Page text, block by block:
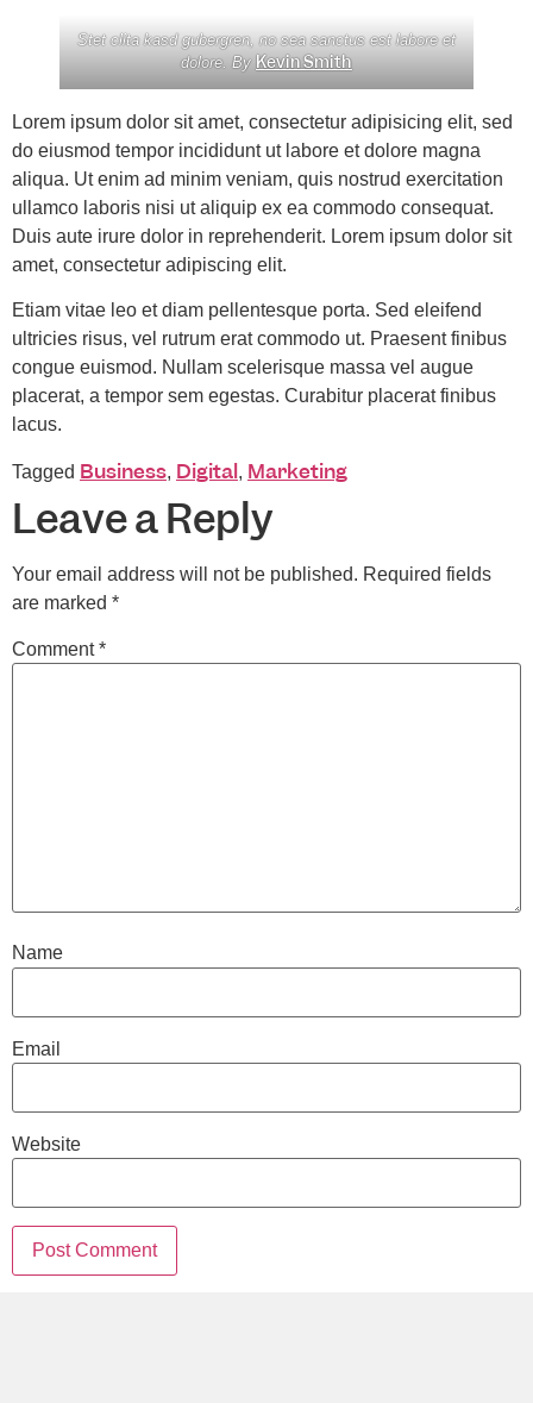
Stet clita kasd gubergren, no sea sanctus est labore et
dolore. By Kevin Smith
Lorem ipsum dolor sit amet, consectetur adipisicing elit, sed
do eiusmod tempor incididunt ut labore et dolore magna
aliqua. Ut enim ad minim veniam, quis nostrud exercitation
ullamco laboris nisi ut aliquip ex ea commodo consequat.
Duis aute irure dolor in reprehenderit. Lorem ipsum dolor sit
amet, consectetur adipiscing elit.
Etiam vitae leo et diam pellentesque porta. Sed eleifend
ultricies risus, vel rutrum erat commodo ut. Praesent finibus
congue euismod. Nullam scelerisque massa vel augue
placerat, a tempor sem egestas. Curabitur placerat finibus
lacus.
Tagged Business, Digital, Marketing
Leave a Reply
Your email address will not be published. Required fields
are marked *
Comment*
Name
Email
Website